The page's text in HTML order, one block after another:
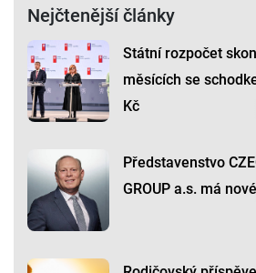
Nejčtenější články
Státní rozpočet
měsících se
Kč
Představenstvo
GROUP a.s. má